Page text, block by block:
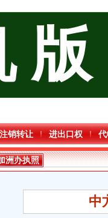
版
注销转让 进出口权
洲办执照
中